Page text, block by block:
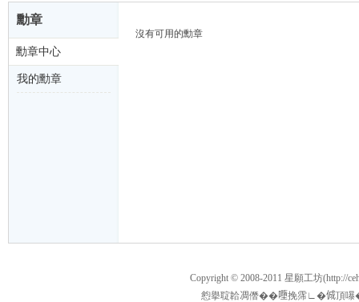
星 ›
沒有可用的勳章
勳章
勳章中心
我的勳章
Copyright © 2008-2011星願工坊(http://
憌擧聢韐凋僭��𡃏挽霈∟�𠉛頂嚗